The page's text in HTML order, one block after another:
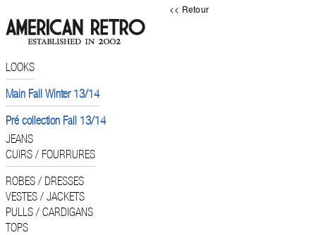
<< Retour
LOOKS
Main Fall Winter 13/14
Pré collection Fall 13/14
JEANS
CUIRS / FOURRURES
ROBES / DRESSES
VESTES / JACKETS
PULLS / CARDIGANS
TOPS